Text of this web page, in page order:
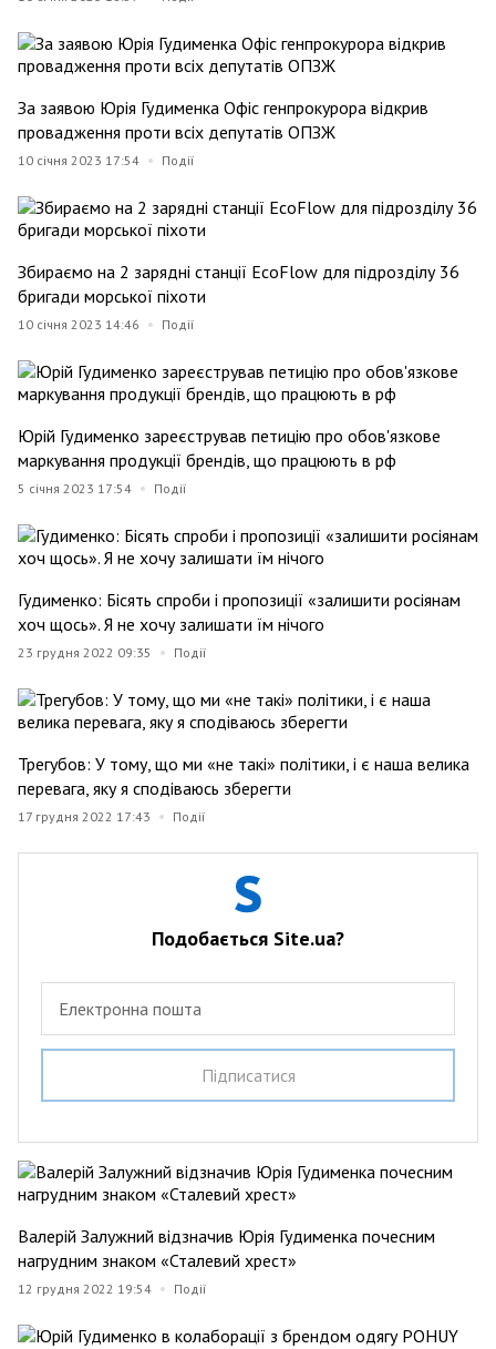
За заявою Юрія Гудименка Офіс генпрокурора відкрив
провадження проти всіх депутатів ОПЗЖ
10 січня 2023 17:54 Події
Збираємо на 2 зарядні станції EcoFlow для підрозділу 36
бригади морської піхоти
10 січня 2023 14:46 Події
Юрій Гудименко зареєстрував петицію про обов'язкове
маркування продукції брендів, що працюють в рф
5 січня 2023 17:54 Події
Гудименко: Бісять спроби і пропозиції «залишити росіянам
хоч щось». Я не хочу залишати їм нічого
23 грудня 2022 09:35 Події
Трегубов: У тому, що ми «не такі» політики, і є наша велика
перевага, яку я сподіваюсь зберегти
17 грудня 2022 17:43 Події
Подобається Site.ua?
Електронна пошта
Пiдписатися
Валерій Залужний відзначив Юрія Гудименка почесним
нагрудним знаком «Сталевий хрест»
12 грудня 2022 19:54 Події